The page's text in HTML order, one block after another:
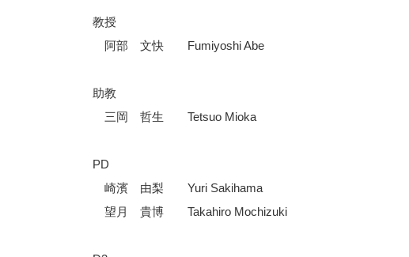
教授
阿部 文快 Fumiyoshi Abe
助教
三岡 哲生 Tetsuo Mioka
PD
崎濱 由梨 Yuri Sakihama
望月 貴博 Takahiro Mochizuki